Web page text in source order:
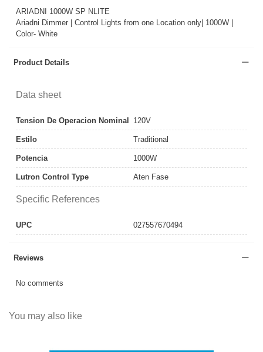
ARIADNI 1000W SP NLITE
Ariadni Dimmer | Control Lights from one Location only| 1000W |
Color- White
Product Details
Data sheet
Tension De Operacion Nominal 120V
Estilo Traditional
Potencia 1000W
Lutron Control Type Aten Fase
Specific References
UPC 027557670494
Reviews
No comments
You may also like